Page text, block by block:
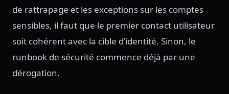
de rattrapage et les exceptions sur les comptes
sensibles, il faut que le premier contact utilisateur
soit cohérent avec la cible d’identité. Sinon, le
runbook de sécurité commence déjà par une
dérogation.